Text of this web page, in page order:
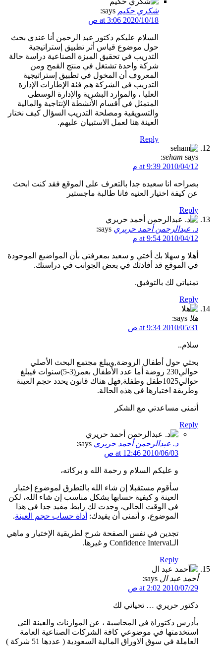
شكري حكيم says:
2020/10/18 at 3:06 ص
السلام عليكم دكتور عبد الرحمن أنا عندي بحث
حول موضوع قياس أثر تطبيق إستراتيجية
التدريب في تحقيق الميزة الصناعية دراسة حالة
شركة واحدة تشتغل في منتج القمح ومن
المعروف أن المخول في تطبيق إستراتيجية
التدريب في الشركة هم فئة الإطارات الإدارة
العليا ، والموارد البشرية والإدارة الوسطى
المتمثل في أقسام الأنشطة الإنتاجية والمالية
والتسويقية ومصلحة التدريب السؤال كيف نختار
العينة هنا لعمل الاستبيان عليهم.
Reply
seham says:
2010/04/12 at 9:39 م
بصراحه انا سعيده جدا بالتعرف على الموقع فقد كنت ابحث
عن كيفة اختيار العنيه فانا طالبة ماجستير
Reply
د. عبدالرحمن أحمد حريري says:
2010/04/12 at 9:54 م
أهلا و سهلا بك أختي و سعيد بمعرفتي بأن المواضيع الموجودة
في الموقع قد أفادتك في بعض الجوانب في دراستك.
تمنياتي لك بالتوفيق.
Reply
هلا says:
2010/05/31 at 9:34 ص
سلام..
بحثي حول أطفال الروضة,ويبلغ مجتمع البحث الأصلي
حوالي230 روضة أما عدد الأطفال بعمر(3-5)سنوات فيبلغ
حوالي1025طفل وطفلة,فهل هناك قانون يحدد حجم العينة
وطريقة اختيارها في هذه الحالة.
أتمنى مساعدتي مع الشكر
Reply
د. عبدالرحمن أحمد حريري says:
2010/06/03 at 12:46 ص
و عليكم السلام و رحمة الله و بركاته،
سأقوم مستقبلا إن شاء الله بالتطرق لموضوع إختيار
العينة و كيفية حسابها بشكل مناسب إن شاء الله، لكن
في الوقت الحالي، وجدت لك رابط مفيد جدا في هذا
الموضوع، و أتمنى أن يفيدك: أداة حساب حجم العينة.
تجدين في نفس الصفحة شرح لطريقية الإختيار و ماهي
الـConfidence Interval و غيرها.
Reply
أحمد عبد ال says:
2010/07/29 at 2:02 ص
دكتور حريري … تحياتي لك
بأدرس دكتوراة في المحاسبة ، عن الموازنات والعينة التى
استخدمتها في موضوعي كافة الشركات الصناعية العامة
العاملة في سوق الاوراق المالية السعودية ( عددها 51 شركة )